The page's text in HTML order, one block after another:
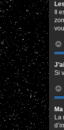
Il
Si
La